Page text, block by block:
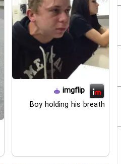
imgflip
Boy holding his breath